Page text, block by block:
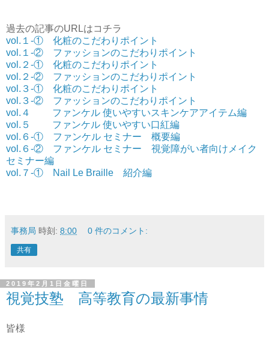
過去の記事のURLはコチラ
vol.１-① 化粧のこだわりポイント
vol.１-② ファッションのこだわりポイント
vol.２-① 化粧のこだわりポイント
vol.２-② ファッションのこだわりポイント
vol.３-① 化粧のこだわりポイント
vol.３-② ファッションのこだわりポイント
vol.４ ファンケル 使いやすいスキンケアアイテム編
vol.５ ファンケル 使いやすい口紅編
vol.６-① ファンケル セミナー 概要編
vol.６-② ファンケル セミナー 視覚障がい者向けメイク
セミナー編
vol.７-① Nail Le Braille 紹介編
事務局 時刻: 8:00 0 件のコメント:
共有
2019年2月1日金曜日
視覚技塾 高等教育の最新事情
皆様